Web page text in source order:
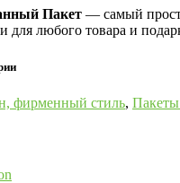
Пакет — самый
для любого товара и
фирменный стиль,